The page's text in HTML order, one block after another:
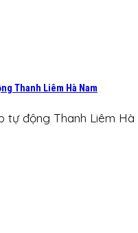
Thanh Liêm Hà Nam
tự động Thanh Liêm